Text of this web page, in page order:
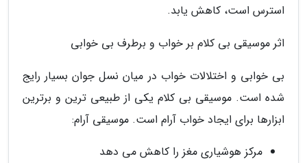
استرس است، کاهش یابد.
اثر موسیقی بی کلام بر خواب و برطرف بی خوابی
بی خوابی و اختلالات خواب در میان نسل جوان بسیار رایج
شده است. موسیقی بی کلام یکی از طبیعی ترین و برترین
ابزارها برای ایجاد خواب آرام است. موسیقی آرام:
مرکز هوشیاری مغز را کاهش می دهد